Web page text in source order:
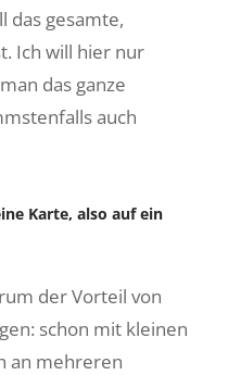
das gesamte,
Ich will hier nur
das ganze
auch
Karte, also auf ein
der Vorteil von
schon mit kleinen
an mehreren